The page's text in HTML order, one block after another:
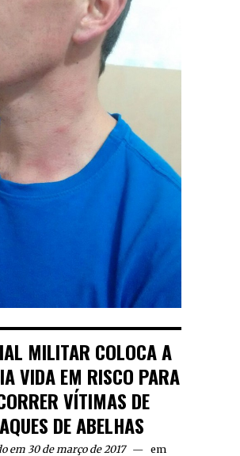
MILITAR COLOCA A
VIDA EM RISCO PARA
VÍTIMAS DE
DE ABELHAS
em 30 de março de 2017
em